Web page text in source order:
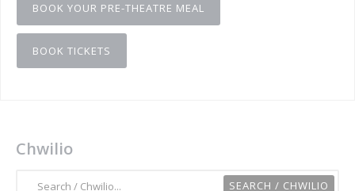
BOOK YOUR PRE-THEATRE MEAL
BOOK TICKETS
Chwilio